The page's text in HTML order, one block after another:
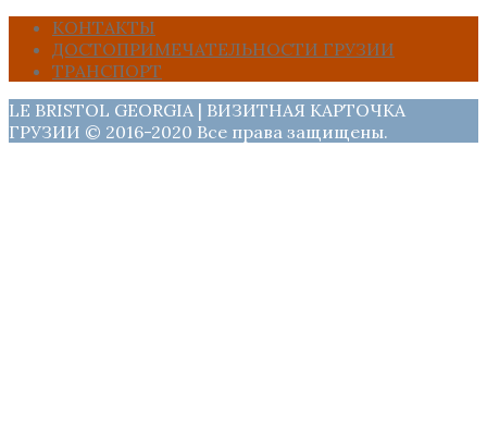
КОНТАКТЫ
ДОСТОПРИМЕЧАТЕЛЬНОСТИ ГРУЗИИ
ТРАНСПОРТ
LE BRISTOL GEORGIA | ВИЗИТНАЯ КАРТОЧКА
ГРУЗИИ © 2016-2020 Все права защищены.